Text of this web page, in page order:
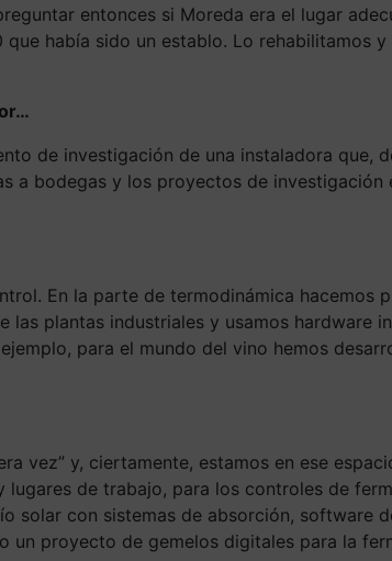
entonces si Moreda era el lugar
había sido un establo. Lo rehabilitamos
de investigación de una instaladora que,
a bodegas y los proyectos de
En la parte de termodinámica
plantas industriales y usamos hardware
para el mundo del vino hemos
vez” y, ciertamente, estamos en ese
de trabajo, para los controles de
solar con sistemas de absorción, software
un proyecto de gemelos digitales para la